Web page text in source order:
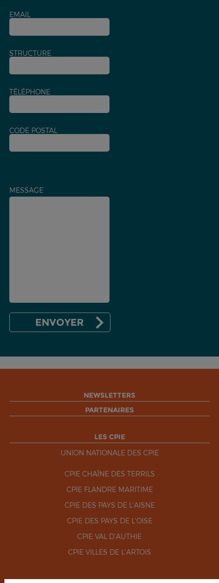
EMAIL
STRUCTURE
TÉLÉPHONE
CODE POSTAL
MESSAGE
NEWSLETTERS
PARTENAIRES
LES CPIE
UNION NATIONALE DES CPIE
CPIE CHAÎNE DES TERRILS
CPIE FLANDRE MARITIME
CPIE DES PAYS DE L'AISNE
CPIE DES PAYS DE L'OISE
CPIE VAL D'AUTHIE
CPIE VILLES DE L'ARTOIS